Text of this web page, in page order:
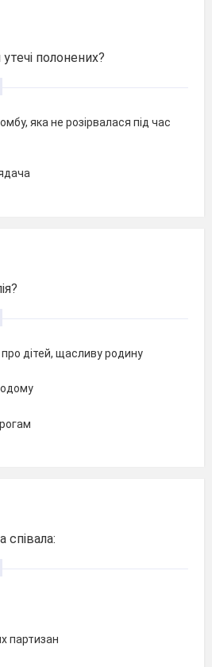
полонених?
яка не розірвалася під час
дітей, щасливу родину
співала:
партизан